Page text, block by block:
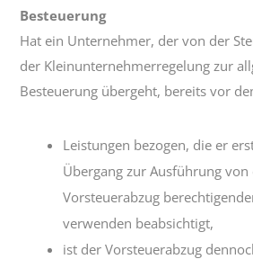
Besteuerung
Hat ein Unternehmer, der von der
der Kleinunternehmerregelung zur
Besteuerung übergeht, bereits vor
Leistungen bezogen, die er
Übergang zur Ausführung von
Vorsteuerabzug
verwenden beabsichtigt,
ist der Vorsteuerabzug